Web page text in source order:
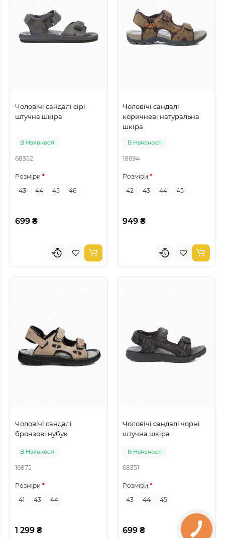
Чоловічі сандалі сірі
штучна шкіра
В Наявності
68352
Розміри
43
44 45 46
699 ₴
Чоловічі сандалі
коричневі натуральна
шкіра
В Наявності
18694
Розміри
42
43 44 45
949 ₴
Чоловічі сандалі
бронзові нубук
В Наявності
16875
Розміри
41
43 44
1 299 ₴
Чоловічі сандалі чорні
штучна шкіра
В Наявності
68351
Розміри
43
44 45
699 ₴